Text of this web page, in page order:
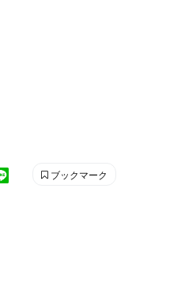
ブックマーク